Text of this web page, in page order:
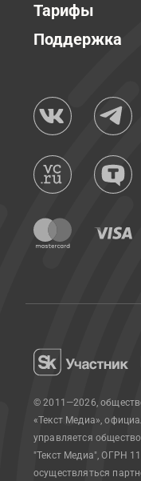
Тарифы
Поддержка
© 2011—2026,
«Текст Медиа»,
управляется
"Текст Медиа", ОГРН
осуществляться